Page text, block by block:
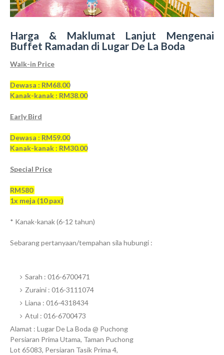
Harga & Maklumat Lanjut Mengenai
Buffet Ramadan di Lugar De La Boda
Walk-in Price
Dewasa : RM68.00
Kanak-kanak : RM38.00
Early Bird
Dewasa : RM59.00
Kanak-kanak : RM30.00
Special Price
RM580
1x meja (10 pax)
* Kanak-kanak (6-12 tahun)
Sebarang pertanyaan/tempahan sila hubungi :
Sarah : 016-6700471
Zuraini : 016-3111074
Liana : 016-4318434
Atul : 016-6700473
Alamat : Lugar De La Boda @ Puchong
Persiaran Prima Utama, Taman Puchong
Lot 65083, Persiaran Tasik Prima 4,